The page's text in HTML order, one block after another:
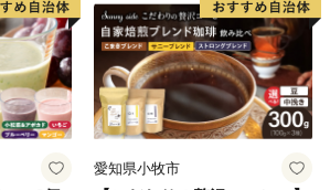
愛知県小牧市